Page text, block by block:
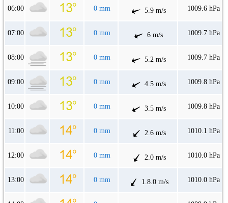
06:00 0 mm 5.9 m/s 1009.6 hPa
07:00 0 mm 6 m/s 1009.7 hPa
08:00 0 mm 5.2 m/s 1009.7 hPa
09:00 0 mm 4.5 m/s 1009.8 hPa
10:00 0 mm 3.5 m/s 1009.8 hPa
11:00 0 mm 2.6 m/s 1010.1 hPa
12:00 0 mm 2.0 m/s 1010.0 hPa
13:00 0 mm 1.8.0 m/s 1010.0 hPa